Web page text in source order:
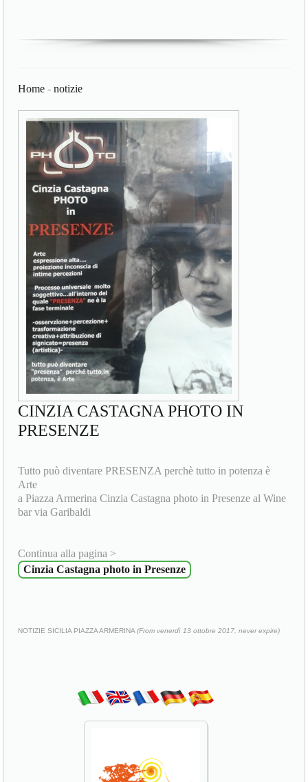
Home -notizie
CINZIA CASTAGNA PHOTO IN
PRESENZE
Tutto può diventare PRESENZA perchè tutto in potenza è
Arte
a Piazza Armerina Cinzia Castagna photo in Presenze al Wine
bar via Garibaldi
Continua alla pagina >
Cinzia Castagna photo in Presenze
NOTIZIE SICILIA PIAZZA ARMERINA(From venerdì 13 ottobre 2017, never expire)